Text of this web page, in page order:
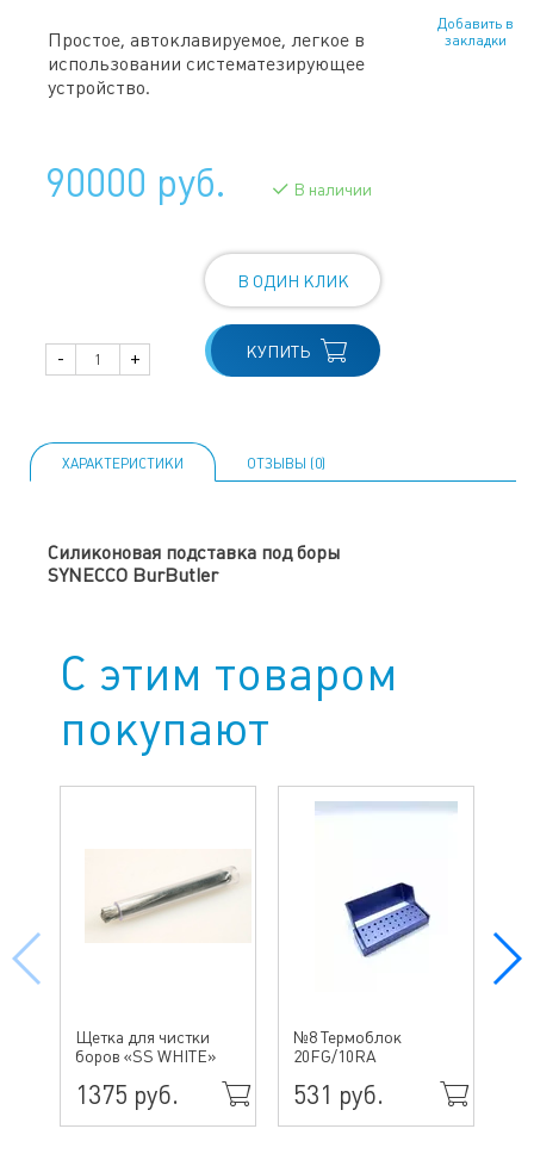
Простое, автоклавируемое, легкое в
использовании систематезирующее
устройство.
Добавить в
закладки
90000 руб. В наличии
- +
В ОДИН КЛИК
КУПИТЬ
ХАРАКТЕРИСТИКИ ОТЗЫВЫ (0)
Силиконовая подставка под боры
SYNECCO BurButler
С этим товаром
покупают
Щетка для чистки
боров «SS WHITE»
1375 руб.
№8 Термоблок
20FG/10RA
531 руб.